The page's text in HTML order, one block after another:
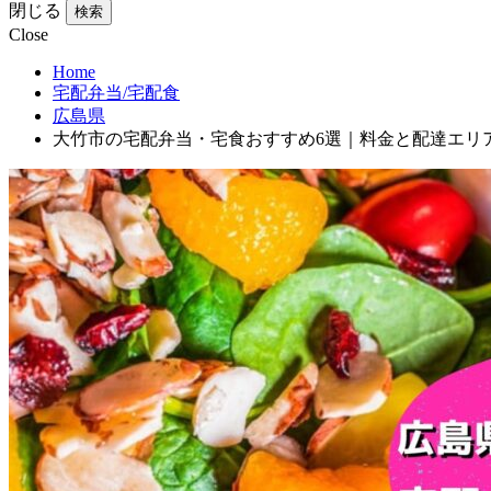
閉じる 検索
Close
Home
宅配弁当/宅配食
広島県
大竹市の宅配弁当・宅食おすすめ6選｜料金と配達エリ